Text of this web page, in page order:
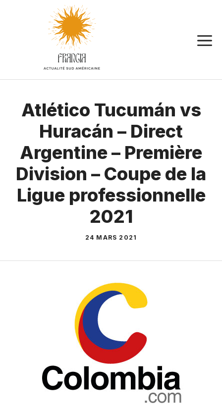
Atlético Tucumán vs
Huracán – Direct
Argentine – Première
Division – Coupe de la
Ligue professionnelle
2021
24 MARS 2021